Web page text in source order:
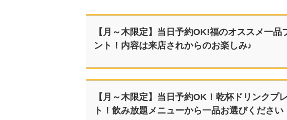
【月～木限定】当日予約OK!福のオススメ一品
ント！内容は来店されからのお楽しみ♪
【月～木限定】当日予約OK！乾杯ドリンクプ
ト！飲み放題メニューから一品お選びください